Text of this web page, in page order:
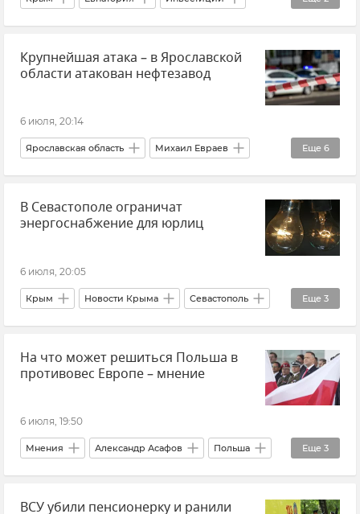
Минкульт Крыма Культурное наследие
Крупнейшая атака – в Ярославской
области атакован нефтезавод
6 июля, 20:14
Еще 6
Ярославская область Михаил Евраев
Нефтезавод НПЗ Атаки ВСУ
Происшествия Новости СВО
В Севастополе ограничат
энергоснабжение для юрлиц
6 июля, 20:05
Еще 3
Крым Новости Крыма Севастополь
Новости Севастополя Севастопольэнерго
Отключение электроэнергии в Крыму
На что может решиться Польша в
противовес Европе – мнение
6 июля, 19:50
Еще 3
Мнения Александр Асафов Польша
Политика Россия Европа
ВСУ убили пенсионерку и ранили